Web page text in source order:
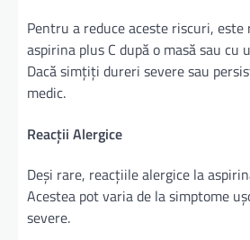
Pentru a reduce aceste riscuri,
aspirina plus C după o masă sau cu
Dacă simțiți dureri severe sau
medic.
Reacții Alergice
Deși rare, reacțiile alergice la
Acestea pot varia de la simptome
severe.